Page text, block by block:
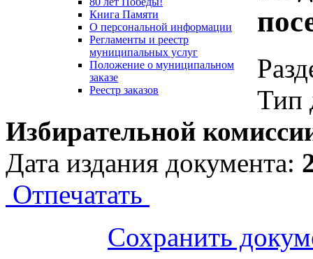
Книга Памяти
О персональной информации
Регламенты и реестр
муниципальных услуг
Положение о муниципальном
заказе
Реестр заказов
Тип
Избирательной
Дата издания документа:
Отпечатать
Сохранить